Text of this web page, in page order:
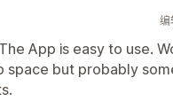
编
App is easy to use.
space but probably